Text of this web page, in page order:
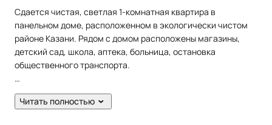
Сдается чистая, светлая 1-комнатная квартира в
панельном доме, расположенном в экологически чистом
районе Казани. Рядом с домом расположены магазины,
детский сад, школа, аптека, больница, остановка
общественного транспорта.
В квартире сделан косметический ремонт. Полы: линолеум.
Окна: пластиковые. Сан. узел в кафеле.
Читать полностью